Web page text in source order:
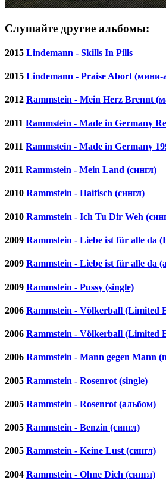
Слушайте другие альбомы:
2015 Lindemann - Skills In Pills
2015 Lindemann - Praise Abort (мини-
2012 Rammstein - Mein Herz Brennt
2011 Rammstein - Made in Germany
2011 Rammstein - Made in Germany
2011 Rammstein - Mein Land (сингл)
2010 Rammstein - Haifisch (сингл)
2010 Rammstein - Ich Tu Dir Weh
2009 Rammstein - Liebe ist für alle da
2009 Rammstein - Liebe ist für alle da
2009 Rammstein - Pussy (single)
2006 Rammstein - Völkerball (Limited
2006 Rammstein - Völkerball (Limited
2006 Rammstein - Mann gegen Mann
2005 Rammstein - Rosenrot (single)
2005 Rammstein - Rosenrot (альбом)
2005 Rammstein - Benzin (сингл)
2005 Rammstein - Keine Lust (сингл)
2004 Rammstein - Ohne Dich (сингл)